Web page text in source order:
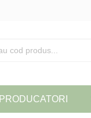
PRODUCATORI